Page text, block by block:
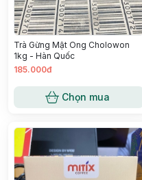
Trà Gừng Mật Ong Cholowon
1kg - Hàn Quốc
185.000đ
Chọn mua